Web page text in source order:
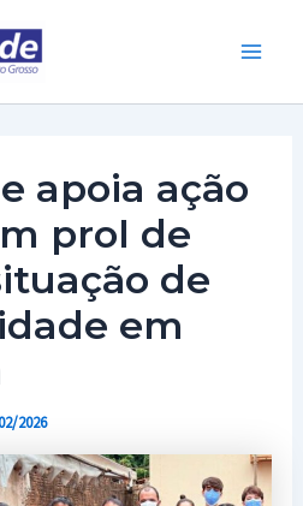
apoia ação
prol de
de
em
2026